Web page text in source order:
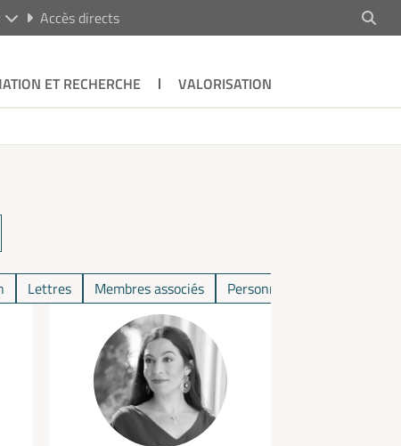
Accès directs
ET RECHERCHE
VALORISATION
Lettres Membres associés Personnel administratif